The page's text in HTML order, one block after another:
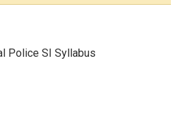
Police SI Syllabus